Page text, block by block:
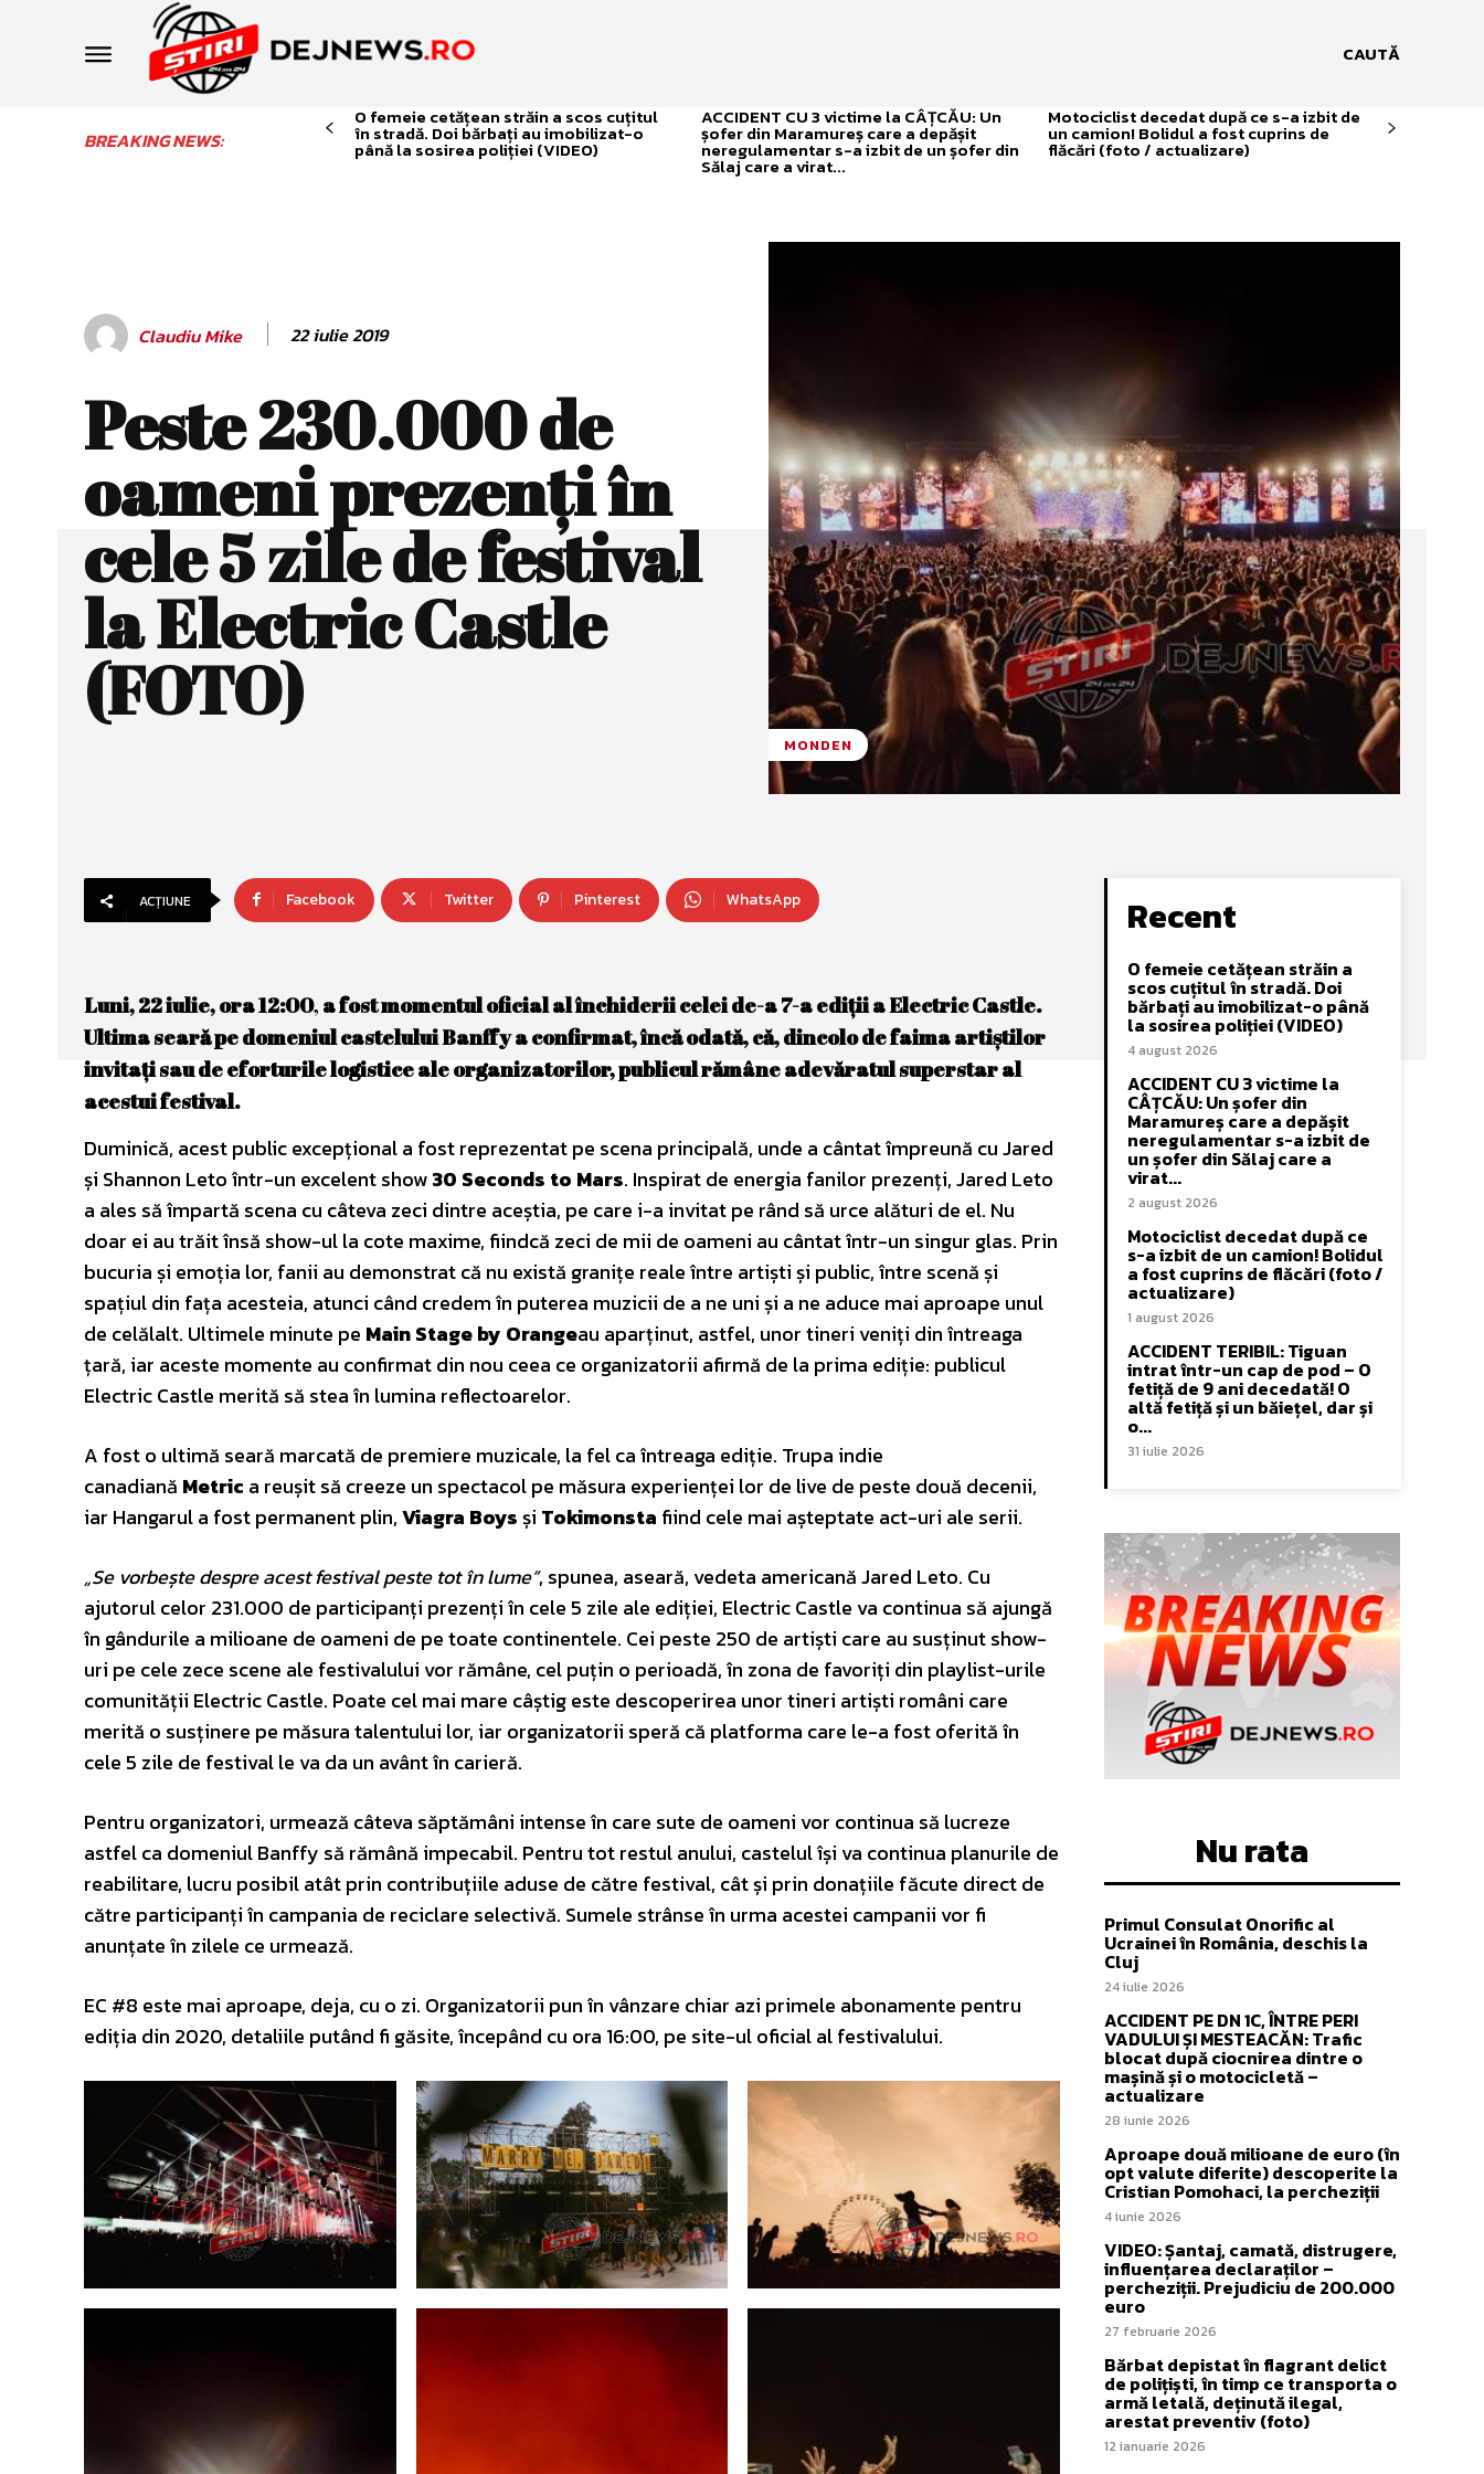
CAUTĂ
BREAKING NEWS:
O femeie cetățean străin a scos cuțitul
în stradă. Doi bărbați au imobilizat-o
până la sosirea poliției (VIDEO)
ACCIDENT CU 3 victime la CÂȚCĂU: Un
șofer din Maramureș care a depășit
neregulamentar s-a izbit de un șofer din
Sălaj care a virat...
Motociclist decedat după ce s-a izbit de
un camion! Bolidul a fost cuprins de
flăcări (foto / actualizare)
Claudiu Mike 22 iulie 2019
Peste 230.000 de
oameni prezenţi în
cele 5 zile de festival
la Electric Castle
(FOTO)
MONDEN
ACȚIUNE Facebook Twitter Pinterest WhatsApp
Luni, 22 iulie, ora 12:00,a fost momentul oficial al închiderii celei de-a 7-a ediții a Electric Castle.
Ultima seară pe domeniul castelului Banffy a confirmat, încă odată, că, dincolo de faima artiștilor
invitați sau de eforturile logistice ale organizatorilor, publicul rămâne adevăratul superstar al
acestui festival.
Duminică, acest public excepțional a fost reprezentat pe scena principală, unde a cântat împreună cu Jared
și Shannon Leto într-un excelent show30 Seconds to Mars. Inspirat de energia fanilor prezenți, Jared Leto
a ales să împartă scena cu câteva zeci dintre aceștia, pe care i-a invitat pe rând să urce alături de el. Nu
doar ei au trăit însă show-ul la cote maxime, fiindcă zeci de mii de oameni au cântat într-un singur glas. Prin
bucuria și emoția lor, fanii au demonstrat că nu există granițe reale între artiști și public, între scenă și
spațiul din fața acesteia, atunci când credem în puterea muzicii de a ne uni și a ne aduce mai aproape unul
de celălalt. Ultimele minute pe Main Stage by Orangeau aparținut, astfel, unor tineri veniți din întreaga
țară, iar aceste momente au confirmat din nou ceea ce organizatorii afirmă de la prima ediție: publicul
Electric Castle merită să stea în lumina reflectoarelor.
A fost o ultimă seară marcată de premiere muzicale, la fel ca întreaga ediție. Trupa indie
canadiană Metric a reușit să creeze un spectacol pe măsura experienței lor de live de peste două decenii,
iar Hangarul a fost permanent plin,Viagra Boysși Tokimonsta fiind cele mai așteptate act-uri ale serii.
„Se vorbește despre acest festival peste tot în lume”, spunea, aseară, vedeta americană Jared Leto. Cu
ajutorul celor 231.000 de participanți prezenți în cele 5 zile ale ediției, Electric Castle va continua să ajungă
în gândurile a milioane de oameni de pe toate continentele. Cei peste 250 de artiști care au susținut show-
uri pe cele zece scene ale festivalului vor rămâne, cel puțin o perioadă, în zona de favoriți din playlist-urile
comunității Electric Castle. Poate cel mai mare câștig este descoperirea unor tineri artiști români care
merită o susținere pe măsura talentului lor, iar organizatorii speră că platforma care le-a fost oferită în
cele 5 zile de festival le va da un avânt în carieră.
Pentru organizatori, urmează câteva săptămâni intense în care sute de oameni vor continua să lucreze
astfel ca domeniul Banffy să rămână impecabil. Pentru tot restul anului, castelul își va continua planurile de
reabilitare, lucru posibil atât prin contribuțiile aduse de către festival, cât și prin donațiile făcute direct de
către participanți în campania de reciclare selectivă. Sumele strânse în urma acestei campanii vor fi
anunțate în zilele ce urmează.
EC #8 este mai aproape, deja, cu o zi. Organizatorii pun în vânzare chiar azi primele abonamente pentru
ediția din 2020, detaliile putând fi găsite, începând cu ora 16:00, pe site-ul oficial al festivalului.
Recent
O femeie cetățean străin a
scos cuțitul în stradă. Doi
bărbați au imobilizat-o până
la sosirea poliției (VIDEO)
4 august 2026
ACCIDENT CU 3 victime la
CÂȚCĂU: Un șofer din
Maramureș care a depășit
neregulamentar s-a izbit de
un șofer din Sălaj care a
virat...
2 august 2026
Motociclist decedat după ce
s-a izbit de un camion! Bolidul
a fost cuprins de flăcări (foto /
actualizare)
1 august 2026
ACCIDENT TERIBIL: Tiguan
intrat într-un cap de pod – O
fetiță de 9 ani decedată! O
altă fetiță și un băiețel, dar și
o...
31 iulie 2026
Nu rata
Primul Consulat Onorific al
Ucrainei în România, deschis la
Cluj
24 iulie 2026
ACCIDENT PE DN 1C, ÎNTRE PERI
VADULUI ȘI MESTEACĂN: Trafic
blocat după ciocnirea dintre o
mașină și o motocicletă –
actualizare
28 iunie 2026
Aproape două milioane de euro (în
opt valute diferite) descoperite la
Cristian Pomohaci, la percheziții
4 iunie 2026
VIDEO: Șantaj, camată, distrugere,
influențarea declaraților –
percheziții. Prejudiciu de 200.000
euro
27 februarie 2026
Bărbat depistat în flagrant delict
de polițiști, în timp ce transporta o
armă letală, deținută ilegal,
arestat preventiv (foto)
12 ianuarie 2026